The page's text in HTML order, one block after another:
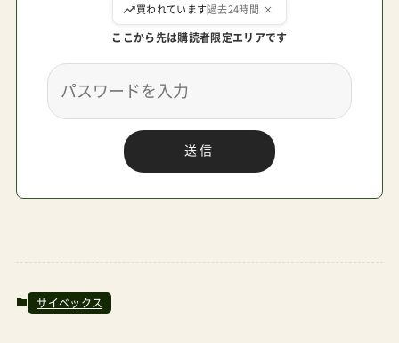
A型トラベルシステム対応メリオのレビュー
Amazonで探す 楽天市場で探す Yahoo!で探す ア
ルミフレームモデル サイベックスcybexメリオカ
ーボン2026 ¥74,690 A型トラベルシステム対応メ
リオのレビュー Amazonで探す 楽天市場で探す
Yahoo!で探す サイベックスcybexメリオカーボン
使い方メリオはファッション性がもともと高く、
走行性の良い両対面式ベビーカーである割には、
買われています過去24時間
ここから先は購読者限定エリアです
送信
サイベックス